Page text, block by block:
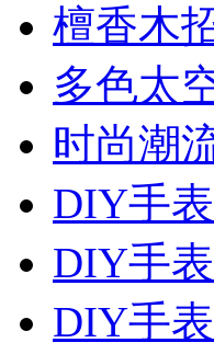
檀香木
多色太
时尚潮
DIY手
DIY手
DIY手